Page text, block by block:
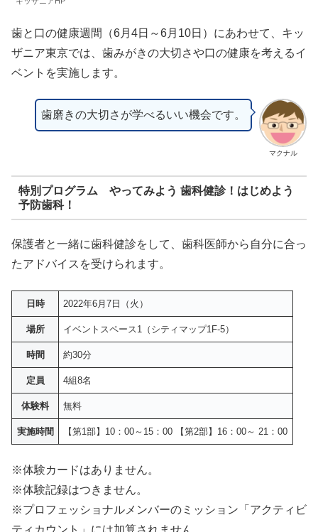
歯と口の健康週間（6月4日～6月10日）にあわせて、キッ
ザニア東京では、歯みがきの大切さや口の健康を考えるイ
ベントを実施します。
マクナル
歯磨きの大切さが学べるいい機会です。
特別プログラム やってみよう 歯科健診！はじめよう
予防歯科！
保護者と一緒に歯科健診をして、歯科医師から自分に合っ
たアドバイスを受けられます。
日時 2022年6月7日（火）
場所 イベントスペース1（シティマップ1F-5）
時間 約30分
定員 4組8名
体験料 無料
実施時間 【第1部】10：00～15：00 【第2部】16：00～ 21：00
※体験カードはありません。
※体験記録はつきません。
※プロフェッショナルメンバーのミッション「アクティビ